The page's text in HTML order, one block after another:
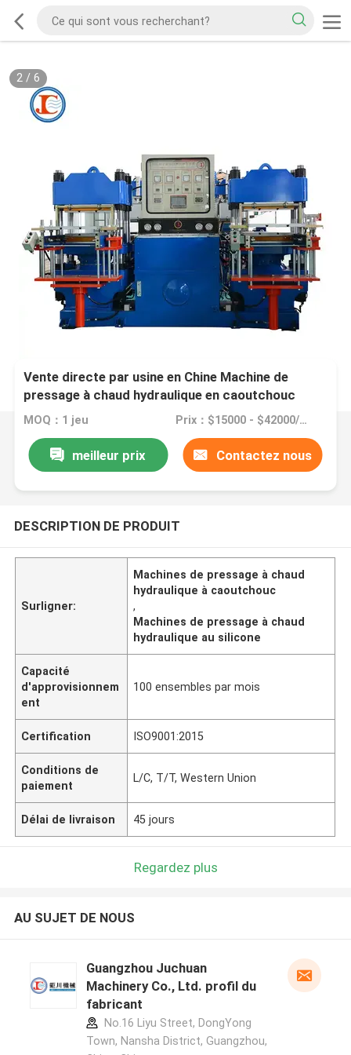
2/ 6
Vente directe par usine en Chine Machine de
pressage à chaud hydraulique en caoutchouc
silicone pour la fabrication de pièces automobiles
MOQ：1 jeu Prix：$15000 - $42000/set
meilleur prix Contactez nous
DESCRIPTION DE PRODUIT
Surligner:
Machines de pressage à chaud
hydraulique à caoutchouc
,
Machines de pressage à chaud
hydraulique au silicone
Capacité
d'approvisionnem
ent
100 ensembles par mois
Certification ISO9001:2015
Conditions de
paiement
L/C, T/T, Western Union
Délai de livraison 45 jours
Regardez plus
AU SUJET DE NOUS
Guangzhou Juchuan
Machinery Co., Ltd. profil du
fabricant
No.16 Liyu Street, DongYong
Town, Nansha District, Guangzhou,